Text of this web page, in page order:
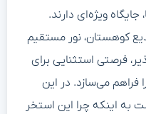
ویژه‌ای دارند.
کوهستان، نور مستقیم
فرصتی استثنایی برای
فراهم می‌سازد. در این
اینکه چرا این استخر